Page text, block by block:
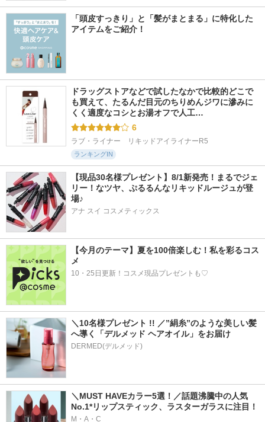
「頭皮すっきり」と「髪がまとまる」に特化した
アイテムをご紹介！
ドラッグストアなどで試したなかで比較的どこで
も買えて、たるんだ目元のちりめんジワに滲みに
くく適度なコシとお湯オフで人工…
6
ラブ・ライナー　リキッドアイライナーR5
ランキングIN
【現品30名様プレゼント】8/1新発売！まるでジェ
リー！なツヤ、ぷるるんなリキッドルージュが登
場♪
アナ スイ コスメティックス
【今月のテーマ】夏を100倍楽しむ！私を彩るコス
メ
10・25日更新！コスメ現品プレゼントも♡
＼10名様プレゼント !! ／”絹糸”のような美しい髪
へ導く「デルメッド ヘアオイル」をお届け
DERMED(デルメッド)
＼MUST HAVEカラー5選！／話題沸騰中の人気
No.1*リップスティック、ラスターガラスに注目！
M・A・C